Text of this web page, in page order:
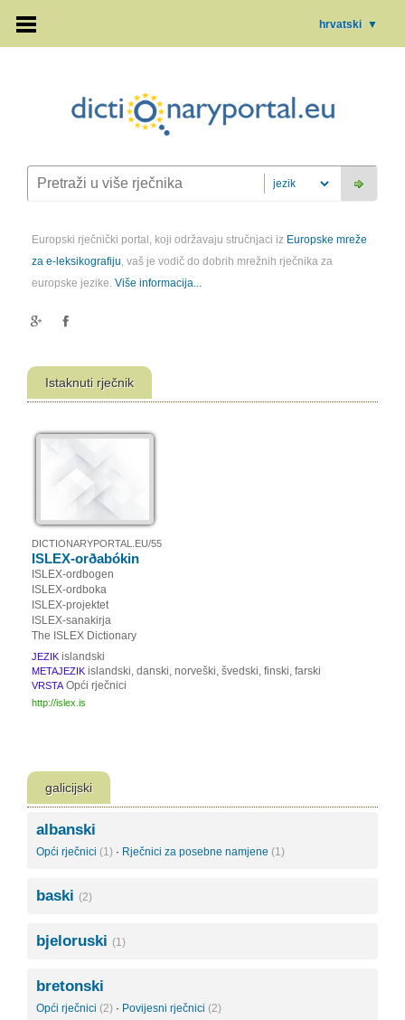
hrvatski ▼
Europski rječnički portal, koji održavaju stručnjaci iz Europske mreže
za e-leksikografiju, vaš je vodič do dobrih mrežnih rječnika za
europske jezike. Više informacija...
Istaknuti rječnik
DICTIONARYPORTAL.EU/55
ISLEX-orðabókin
ISLEX-ordbogen
ISLEX-ordboka
ISLEX-projektet
ISLEX-sanakirja
The ISLEX Dictionary
JEZIK islandski
METAJEZIK islandski, danski, norveški, švedski, finski, farski
VRSTA Opći rječnici
http://islex.is
galicijski
albanski
Opći rječnici (1) · Rječnici za posebne namjene (1)
baski (2)
bjeloruski (1)
bretonski
Opći rječnici (2) · Povijesni rječnici (2)